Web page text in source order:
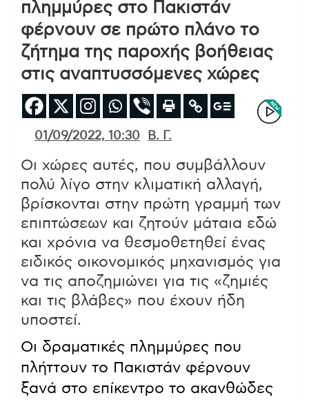
πλημμύρες στο Πακιστάν
φέρνουν σε πρώτο πλάνο το
ζήτημα της παροχής βοήθειας
στις αναπτυσσόμενες χώρες
01/09/2022, 10:30 Β. Γ.
Οι χώρες αυτές, που συμβάλλουν
πολύ λίγο στην κλιματική αλλαγή,
βρίσκονται στην πρώτη γραμμή των
επιπτώσεων και ζητούν μάταια εδώ
και χρόνια να θεσμοθετηθεί ένας
ειδικός οικονομικός μηχανισμός για
να τις αποζημιώνει για τις «ζημιές
και τις βλάβες» που έχουν ήδη
υποστεί.
Οι δραματικές πλημμύρες που
πλήττουν το Πακιστάν φέρνουν
ξανά στο επίκεντρο το ακανθώδες